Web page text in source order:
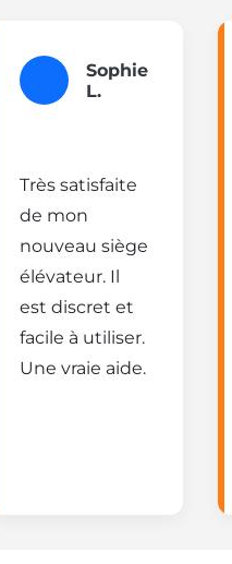
Sophie
L.
Très satisfaite
de mon
nouveau siège
élévateur. Il
est discret et
facile à utiliser.
Une vraie aide.